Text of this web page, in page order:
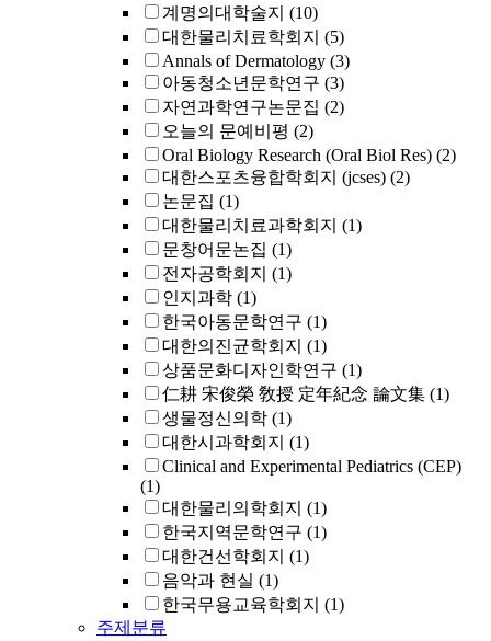
계명의대학술지 (10)
대한물리치료학회지 (5)
Annals of Dermatology (3)
아동청소년문학연구 (3)
자연과학연구논문집 (2)
오늘의 문예비평 (2)
Oral Biology Research (Oral Biol Res) (2)
대한스포츠융합학회지 (jcses) (2)
논문집 (1)
대한물리치료과학회지 (1)
문창어문논집 (1)
전자공학회지 (1)
인지과학 (1)
한국아동문학연구 (1)
대한의진균학회지 (1)
상품문화디자인학연구 (1)
仁耕 宋俊榮 敎授 定年紀念 論文集 (1)
생물정신의학 (1)
대한시과학회지 (1)
Clinical and Experimental Pediatrics (CEP)
(1)
대한물리의학회지 (1)
한국지역문학연구 (1)
대한건선학회지 (1)
음악과 현실 (1)
한국무용교육학회지 (1)
주제분류